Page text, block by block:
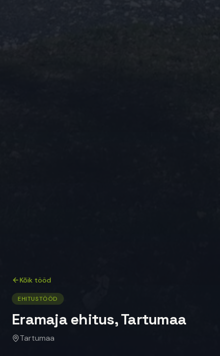
Kõik tööd
EHITUSTÖÖD
Eramaja ehitus, Tartumaa
Tartumaa